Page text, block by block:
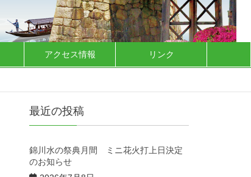
アクセス情報 リンク
最近の投稿
錦川水の祭典月間 ミニ花火打上日決定
のお知らせ